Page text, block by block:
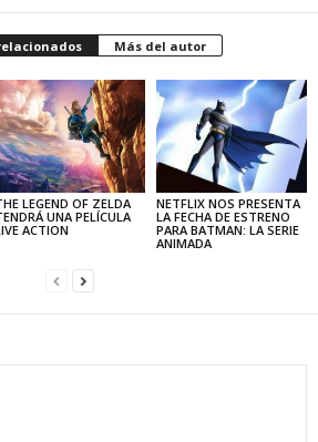
Más del autor
LEGEND OF ZELDA
UNA PELÍCULA
ACTION
NETFLIX NOS PRESENTA
LA FECHA DE ESTRENO
PARA BATMAN: LA SERIE
ANIMADA